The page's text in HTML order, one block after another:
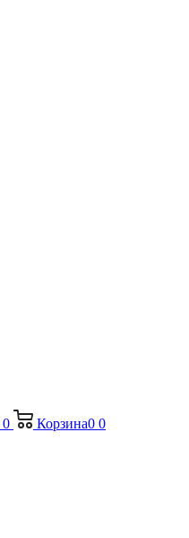
0 Корзина0 0